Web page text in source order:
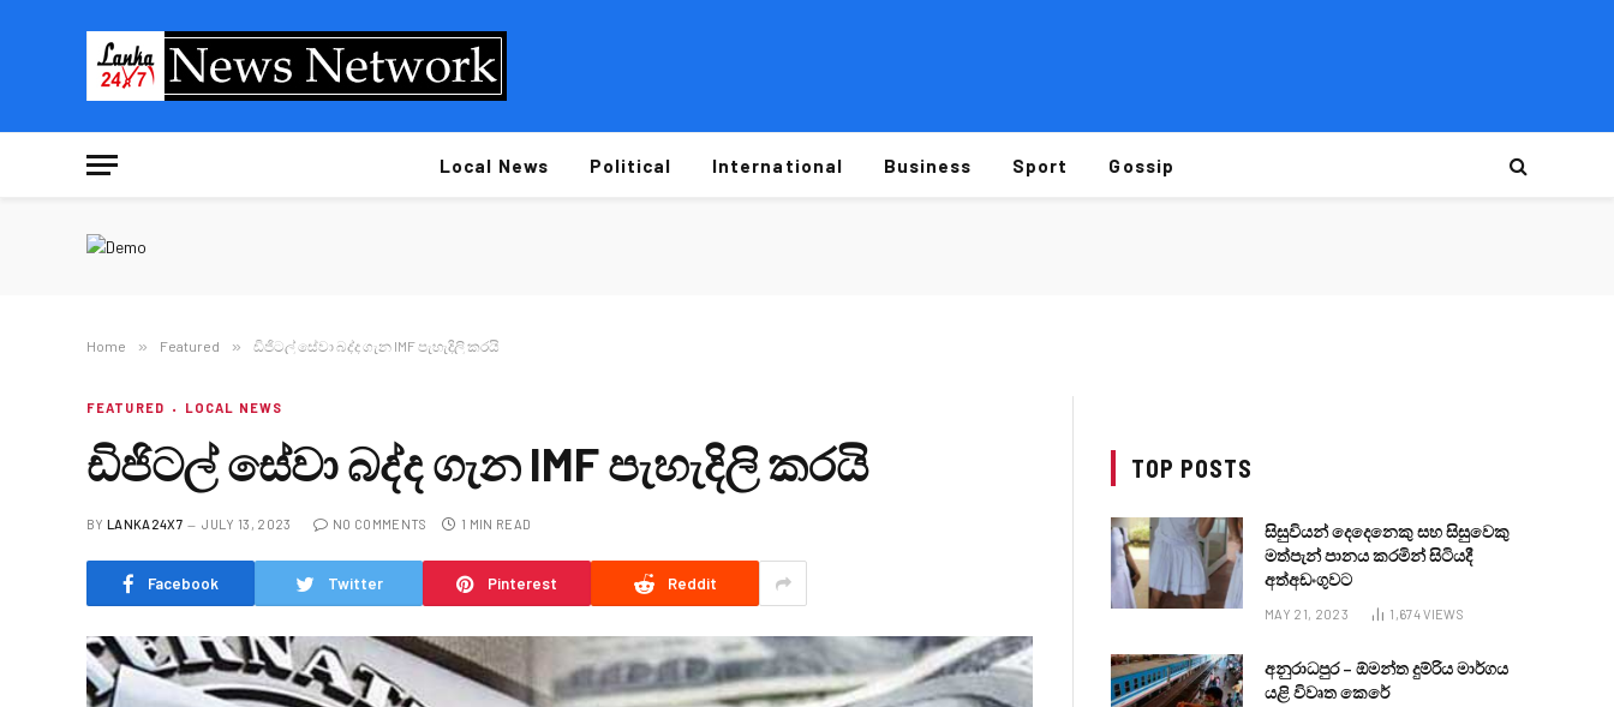
Local News Political International Business Sport Gossip
Home » Featured » ඩිජිටල් සේවා බද්ද ගැන IMF පැහැදිලි කරයි
FEATURED LOCAL NEWS
ඩිජිටල් සේවා බද්ද ගැන IMF පැහැදිලි කරයි
BY LANKA24X7 JULY 13, 2023 NO COMMENTS 1 MIN READ
Facebook Twitter Pinterest Reddit
TOP POSTS
සිසුවියන් දෙදෙනෙකු සහ සිසුවෙකු
මත්පැන් පානය කරමින් සිටියදී
අත්අඩංගුවට
MAY 21, 2023 1,674VIEWS
අනුරාධපුර – ඕමන්ත දුම්රිය මාර්ගය
යළි විවෘත කෙරේ